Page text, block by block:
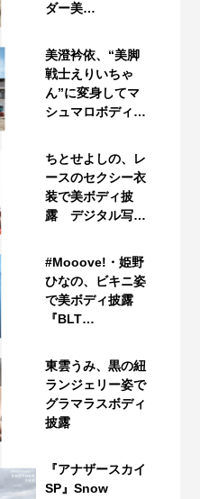
ダー美…
美澄衿依、“美脚
戦士えりいちゃ
ん”に変身してマ
シュマロボディ…
ちとせよしの、レ
ースのセクシー衣
装で美ボディ披
露 デジタル写…
#Mooove!・姫野
ひなの、ビキニ姿
で美ボディ披露
『BLT…
東雲うみ、黒の紐
ランジェリー姿で
グラマラスボディ
披露
『アナザースカイ
SP』Snow